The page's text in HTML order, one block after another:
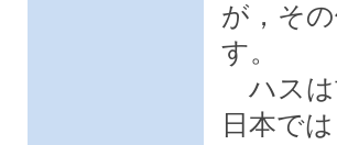
が，そ
す。
ハスは
日本で